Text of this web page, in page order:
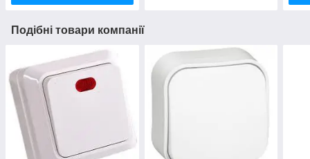
Подібні товари компанії